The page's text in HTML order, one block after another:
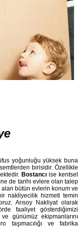
yoğunluğu yüksek buna
birisidir. Özellikle
Bostancı ise kentsel
de tarihi evlere olan talep
bütün evlerin konum ve
nakliyecilik hizmeti temin
Arısoy Nakliyat olarak
faaliyet gösterdiğimizi
günümüz ekipmanlarını
taşımacılığı ve fabrika